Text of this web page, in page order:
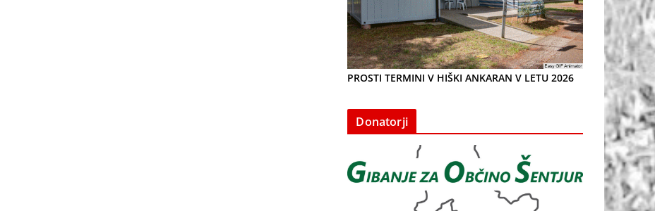
PROSTI TERMINI V HIŠKI ANKARAN V LETU 2026
Donatorji